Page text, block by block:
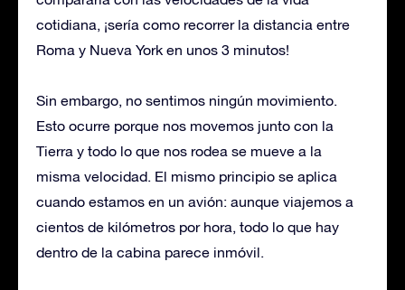
cotidiana, ¡sería como recorrer la distancia entre
Roma y Nueva York en unos 3 minutos!
Sin embargo, no sentimos ningún movimiento.
Esto ocurre porque nos movemos junto con la
Tierra y todo lo que nos rodea se mueve a la
misma velocidad. El mismo principio se aplica
cuando estamos en un avión: aunque viajemos a
cientos de kilómetros por hora, todo lo que hay
dentro de la cabina parece inmóvil.